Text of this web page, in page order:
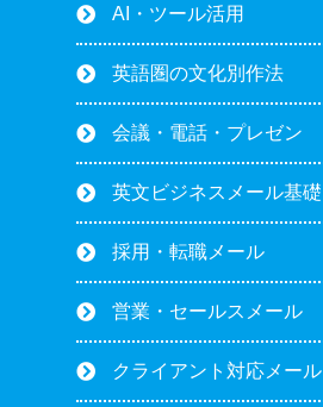
AI・ツール活用
英語圏の文化別作法
会議・電話・プレゼン
英文ビジネスメール基礎
採用・転職メール
営業・セールスメール
クライアント対応メール